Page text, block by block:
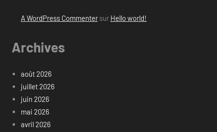
A WordPress Commentersur Hello world!
Archives
août 2026
juillet 2026
juin 2026
mai 2026
avril 2026